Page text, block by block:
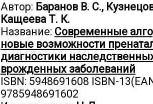
Автор: Баранов В. С.,
Кащеева Т. К.
Название: Современные
новые возможности
диагностики
врожденных заболеваний
ISBN: 5948691608 ISBN-
9785948691602